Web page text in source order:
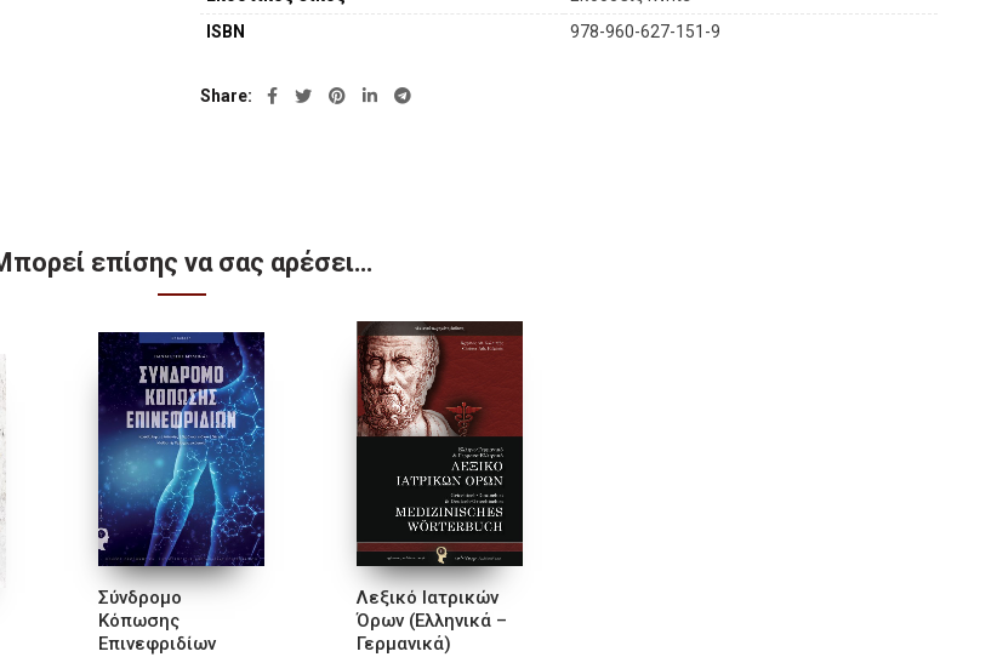
ISBN
978-960-627-151-9
Share
επίσης να σας αρέσει…
Σύνδρομο
Κόπωσης
Επινεφριδίων
Λεξικό Ιατρικών
Όρων (Ελληνικά –
Γερμανικά)